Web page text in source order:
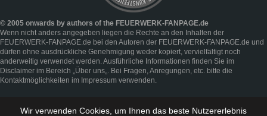
© 2005 onwards by authors of the FEUERWERK-FANPAGE.de
Wenn nicht anders angegeben liegen die Rechte an den Inhalten der
FEUERWERK-FANPAGE.de bei den Autoren der FEUERWERK-FANPAGE.de und
dürfen ohne ausdrückliche Genehmigung weder kopiert, vervielfältigt noch
anderweitig verwendet werden. Ausführliche Informationen finden Sie im
Disclaimer im Bereich „Über uns„. Bei Fragen, Anregungen, etc. bitte die
Kontaktmöglichkeiten im Impressum verwenden.
Wir verwenden Cookies, um Ihnen das beste Nutzererlebnis